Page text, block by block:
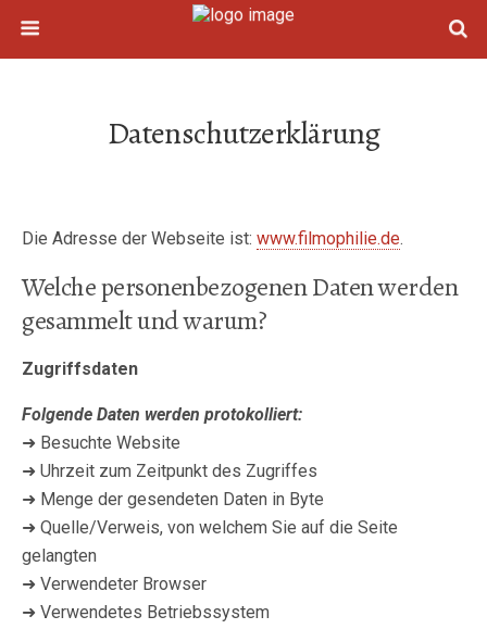
Datenschutzerklärung
Die Adresse der Webseite ist: www.filmophilie.de.
Welche personenbezogenen Daten werden
gesammelt und warum?
Zugriffsdaten
Folgende Daten werden protokolliert:
➜ Besuchte Website
➜ Uhrzeit zum Zeitpunkt des Zugriffes
➜ Menge der gesendeten Daten in Byte
➜ Quelle/Verweis, von welchem Sie auf die Seite
gelangten
➜ Verwendeter Browser
➜ Verwendetes Betriebssystem